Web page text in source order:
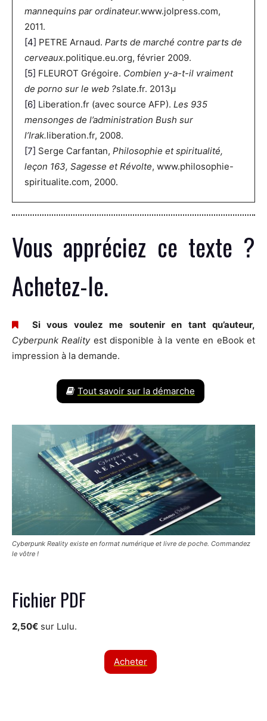
mannequins par ordinateur.www.jolpress.com,
2011.
[4] PETRE Arnaud. Parts de marché contre parts de
cerveaux.politique.eu.org, février 2009.
[5] FLEUROT Grégoire. Combien y-a-t-il vraiment
de porno sur le web ?slate.fr. 2013µ
[6] Liberation.fr (avec source AFP). Les 935
mensonges de l’administration Bush sur
l’Irak.liberation.fr, 2008.
[7] Serge Carfantan, Philosophie et spiritualité,
leçon 163, Sagesse et Révolte, www.philosophie-
spiritualite.com, 2000.
Vous appréciez ce texte ?
Achetez-le.
Si vous voulez me soutenir en tant qu’auteur,
Cyberpunk Realityest disponible à la vente en eBook et
impression à la demande.
Tout savoir sur la démarche
Cyberpunk Reality existe en format numérique et livre de poche. Commandez
le vôtre !
Fichier PDF
2,50€ sur Lulu.
Acheter